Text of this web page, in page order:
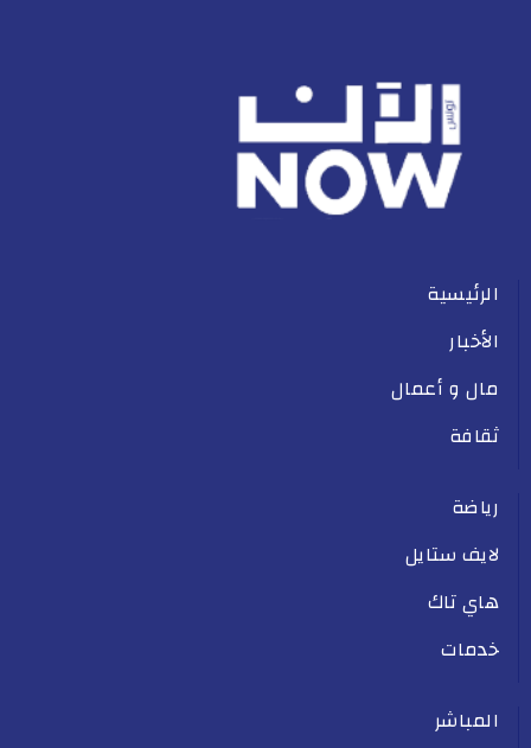
الرئيسية
الأخبار
مال و أعمال
ثقافة
رياضة
لايف ستايل
هاي تاك
خدمات
المباشر